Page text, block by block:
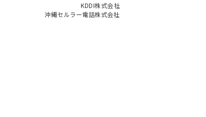
KDDI株式会社
沖縄セルラー電話株式会社